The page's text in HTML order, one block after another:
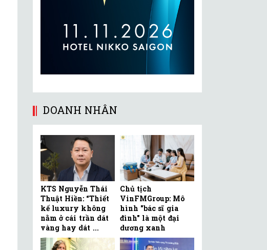
DOANH NHÂN
KTS Nguyễn Thái
Thuật Hiền: “Thiết
kế luxury không
nằm ở cái trần dát
vàng hay dát ...
Chủ tịch
VinFMGroup: Mô
hình "bác sĩ gia
đình" là một đại
dương xanh